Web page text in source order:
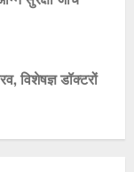
विशेषज्ञ डॉक्टरों